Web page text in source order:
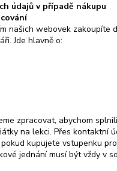
údajů v případě nákupu
našich webovek zakoupíte
Jde hlavně o:
zpracovat, abychom
na lekci. Přes kontaktní
kupujete vstupenku
jednání musí být vždy v